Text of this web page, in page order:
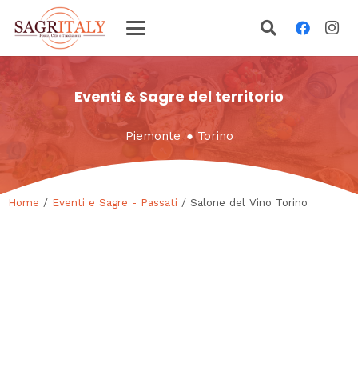
Eventi & Sagre del territorio
Piemonte ● Torino
Home / Eventi e Sagre - Passati / Salone del Vino Torino